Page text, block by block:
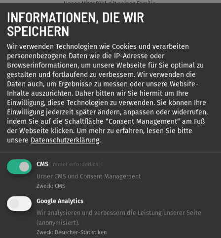
Unser Mitgefühl gilt seiner Familie.
Die Geschäftsführung und alle Mitarbeiterinnen und Mitarbeiter
KIDDINX Studios GmbH
KIDDINX Media GmbH
Good Time Holding GmbH
KIDDINX
INFORMATIONEN, DIE WIR
SPEICHERN
Wir verwenden Technologien wie Cookies und verarbeiten
personenbezogene Daten wie die IP-Adresse oder
Browserinformationen, um unsere Webseite für Sie optimal zu
gestalten und fortlaufend zu verbessern. Wir verwenden die
Daten auch, um Ergebnisse zu messen oder unsere Website-
Inhalte auszurichten. Daher bitten wir Sie hiermit um Ihre
Einwilligung, diese Technologien zu verwenden. Sie können Ihre
Einwilligung jederzeit später ändern, anpassen oder widerrufen,
indem Sie auf die Schaltfläche “Consent Management“ am Fuß
der Webseite klicken. Um mehr zu erfahren, lesen Sie bitte
unsere Datenschutzerklärung.
CMS (immer erforderlich)
Unser CMS und Consent Management
Zweck: CMS
Google Analytics
Wir analysieren und verbessern die Leistung unserer Seite
(anonymisiert).
Zweck: Besucher-Statistiken